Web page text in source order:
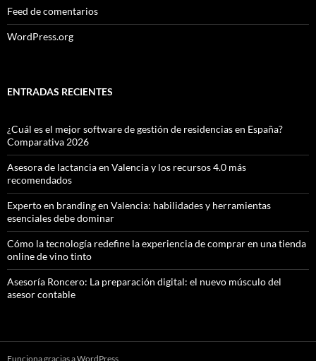
Feed de comentarios
WordPress.org
ENTRADAS RECIENTES
¿Cuál es el mejor software de gestión de residencias en España?
Comparativa 2026
Asesora de lactancia en Valencia y los recursos 4.0 más
recomendados
Experto en branding en Valencia: habilidades y herramientas
esenciales debe dominar
Cómo la tecnología redefine la experiencia de comprar en una tienda
online de vino tinto
Asesoría Roncero: La preparación digital: el nuevo músculo del
asesor contable
Funciona gracias a WordPress